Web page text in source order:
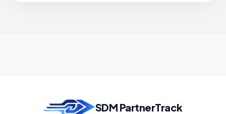
SDM PartnerTrack